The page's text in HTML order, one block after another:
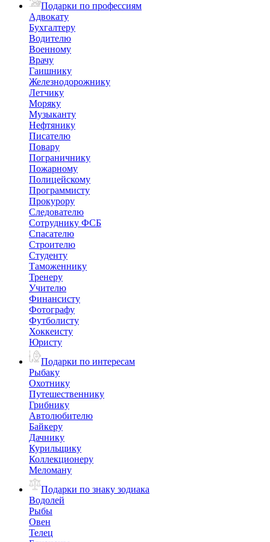
Подарки по профессиям
Адвокату
Бухгалтеру
Водителю
Военному
Врачу
Гаишнику
Железнодорожнику
Летчику
Моряку
Музыканту
Нефтянику
Писателю
Повару
Пограничнику
Пожарному
Полицейскому
Программисту
Прокурору
Следователю
Сотруднику ФСБ
Спасателю
Строителю
Студенту
Таможеннику
Тренеру
Учителю
Финансисту
Фотографу
Футболисту
Хоккеисту
Юристу
Подарки по интересам
Рыбаку
Охотнику
Путешественнику
Грибнику
Автолюбителю
Байкеру
Дачнику
Курильщику
Коллекционеру
Меломану
Подарки по знаку зодиака
Водолей
Рыбы
Овен
Телец